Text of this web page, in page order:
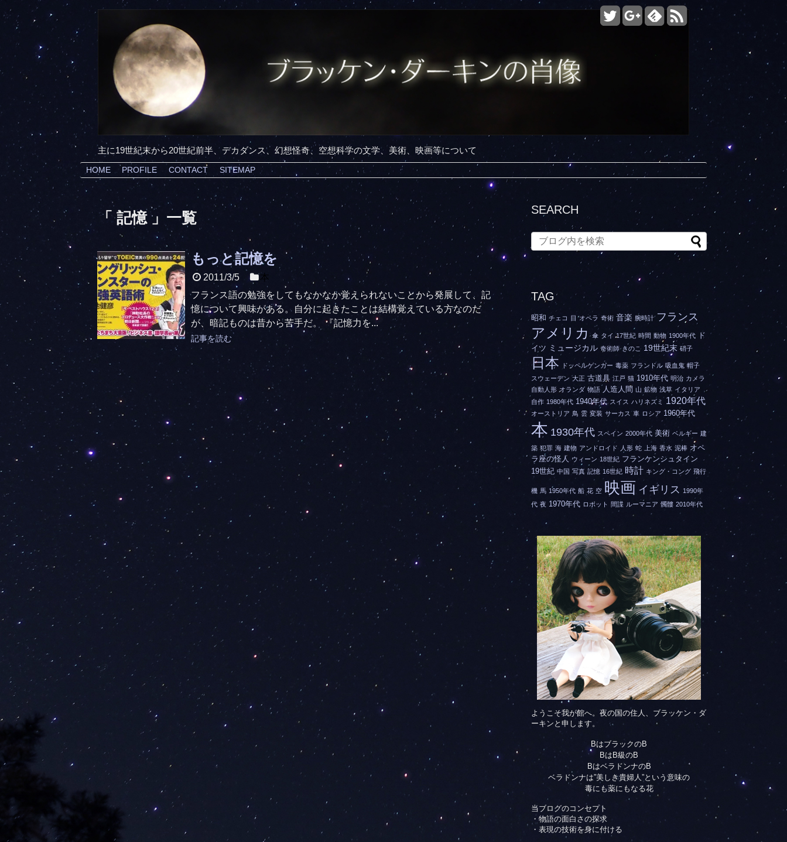
主に19世紀末から20世紀前半、デカダンス、幻想怪奇、空想科学の文学、美術、映画等について
HOME PROFILE CONTACT SITEMAP
「 記憶 」一覧
もっと記憶を
2011/3/5
本
フランス語の勉強をしてもなかなか覚えられないことから発展して、記
憶について興味がある。自分に起きたことは結構覚えている方なのだ
が、暗記ものは昔から苦手だ。 『記憶力を...
記事を読む
SEARCH
TAG
昭和 チェコ 目 オペラ 奇術 音楽 腕時計 フランス
アメリカ 傘 タイ 17世紀 時間 動物 1900年代
ド
イツ ミュージカル 奇術師 きのこ 19世紀末 硝子
日本 ドッペルゲンガー 毒薬 フランドル 吸血鬼 帽子
スウェーデン 大正 古道具 江戸 猫 1910年代 明治 カメラ
自動人形 オランダ 物語 人造人間 山 鉱物 浅草 イタリア
自作 1980年代 1940年代 スイス ハリネズミ 1920年代
オーストリア 鳥 雲 変装 サーカス 車 ロシア 1960年代
本 1930年代 スペイン 2000年代 美術 ベルギー 建
築 犯罪 海 建物 アンドロイド 人形 蛇 上海 香水 泥棒 オペ
ラ座の怪人 ウィーン 18世紀 フランケンシュタイン
19世紀 中国 写真 記憶 16世紀 時計 キング・コング 飛行
機 馬 1950年代 船 花 空 映画 イギリス 1990年
代 夜 1970年代 ロボット 間諜 ルーマニア 髑髏 2010年代
ようこそ我が館へ。夜の国の住人、ブラッケン・ダ
ーキンと申します。
BはブラックのB
BはB級のB
BはベラドンナのB
ベラドンナは”美しき貴婦人”という意味の
毒にも薬にもなる花
当ブログのコンセプト
・物語の面白さの探求
・表現の技術を身に付ける